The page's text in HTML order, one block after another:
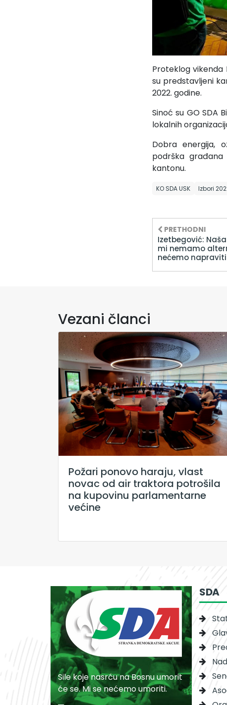
Proteklog vikenda
su predstavljeni
2022. godine.
Sinoć su GO SDA
lokalnih
Dobra energija,
podrška građana
kantonu.
KO SDA USK Izbori
PRETHODNI
Izetbegović:
mi nemamo
nećemo
Vezani članci
Požari ponovo haraju, vlast
novac od air traktora potrošila
na kupovinu parlamentarne
većine
Sile koje nasrću na Bosnu umorit
će se. Mi se nećemo umoriti.
SDA